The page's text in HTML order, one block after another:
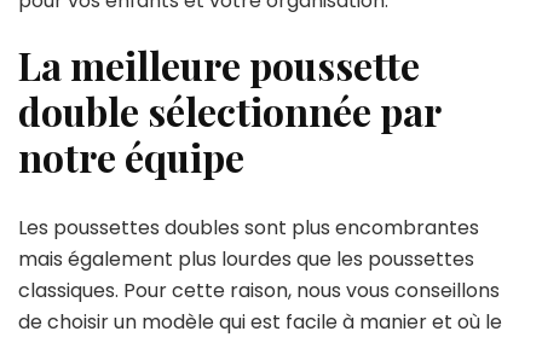
La meilleure poussette
double sélectionnée par
notre équipe
Les poussettes doubles sont plus encombrantes
mais également plus lourdes que les poussettes
classiques. Pour cette raison, nous vous conseillons
de choisir un modèle qui est facile à manier et où le